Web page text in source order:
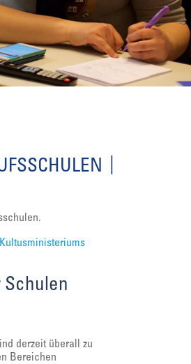
derzeit überall zu
Bereichen